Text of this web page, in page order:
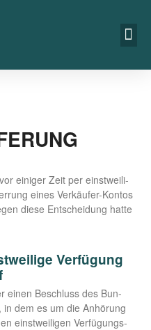
eini­ger Zeit per einst­wei­li­
eines Ver­­­käu­­fer-Kon­­­tos
die­se Ent­schei­dung hat­te
Verfügung
einen Beschluss des Bun­
dem es um die Anhö­rung
einst­wei­li­gen Ver­fü­gungs­